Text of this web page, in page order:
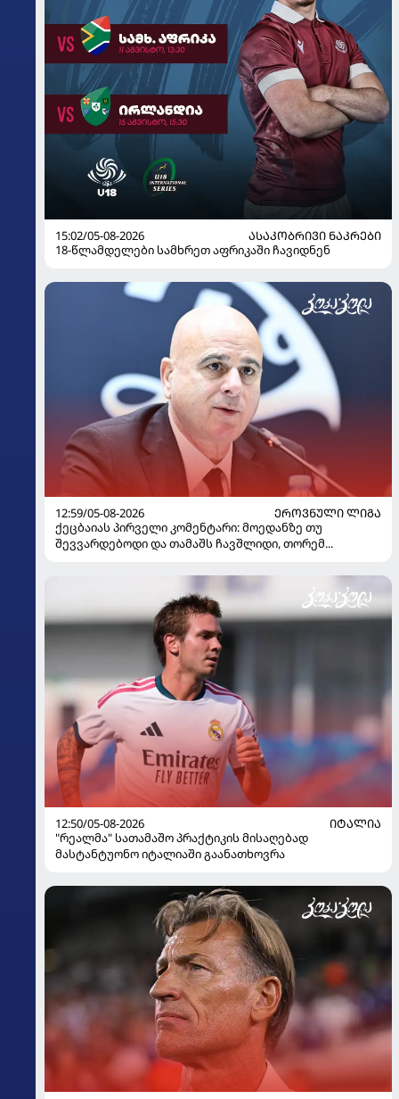
15:02/05-08-2026
ᲐᲡᲐᲙᲝᲑᲠᲘᲕᲘ ᲜᲐᲙᲠᲔᲑᲘ
18-წლამდელები სამხრეთ აფრიკაში ჩავიდნენ
12:59/05-08-2026
ᲔᲠᲝᲕᲜᲣᲚᲘ ᲚᲘᲒᲐ
ქეცბაიას პირველი კომენტარი: მოედანზე თუ
შევვარდებოდი და თამაშს ჩავშლიდი, თორემ...
12:50/05-08-2026
ᲘᲢᲐᲚᲘᲐ
"რეალმა" სათამაშო პრაქტიკის მისაღებად
მასტანტუონო იტალიაში გაანათხოვრა